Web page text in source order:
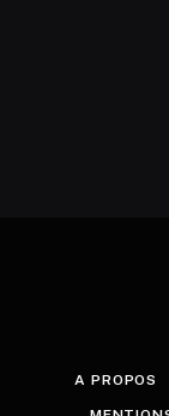
A PROPOS